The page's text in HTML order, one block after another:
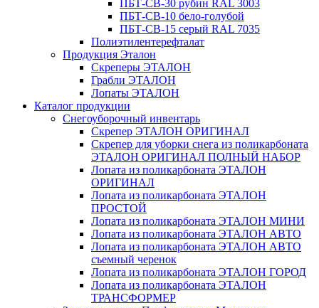
ПБТ-СВ-30 рубин RAL 3003
ПБТ-СВ-10 бело-голубой
ПБТ-СВ-15 серый RAL 7035
Полиэтилентерефталат
Продукция Эталон
Скреперы ЭТАЛОН
Грабли ЭТАЛОН
Лопаты ЭТАЛОН
Каталог продукции
Снегоуборочный инвентарь
Скрепер ЭТАЛОН ОРИГИНАЛ
Скрепер для уборки снега из поликарбоната
ЭТАЛОН ОРИГИНАЛ ПОЛНЫЙ НАБОР
Лопата из поликарбоната ЭТАЛОН
ОРИГИНАЛ
Лопата из поликарбоната ЭТАЛОН
ПРОСТОЙ
Лопата из поликарбоната ЭТАЛОН МИНИ
Лопата из поликарбоната ЭТАЛОН АВТО
Лопата из поликарбоната ЭТАЛОН АВТО
съемный черенок
Лопата из поликарбоната ЭТАЛОН ГОРОД
Лопата из поликарбоната ЭТАЛОН
ТРАНСФОРМЕР